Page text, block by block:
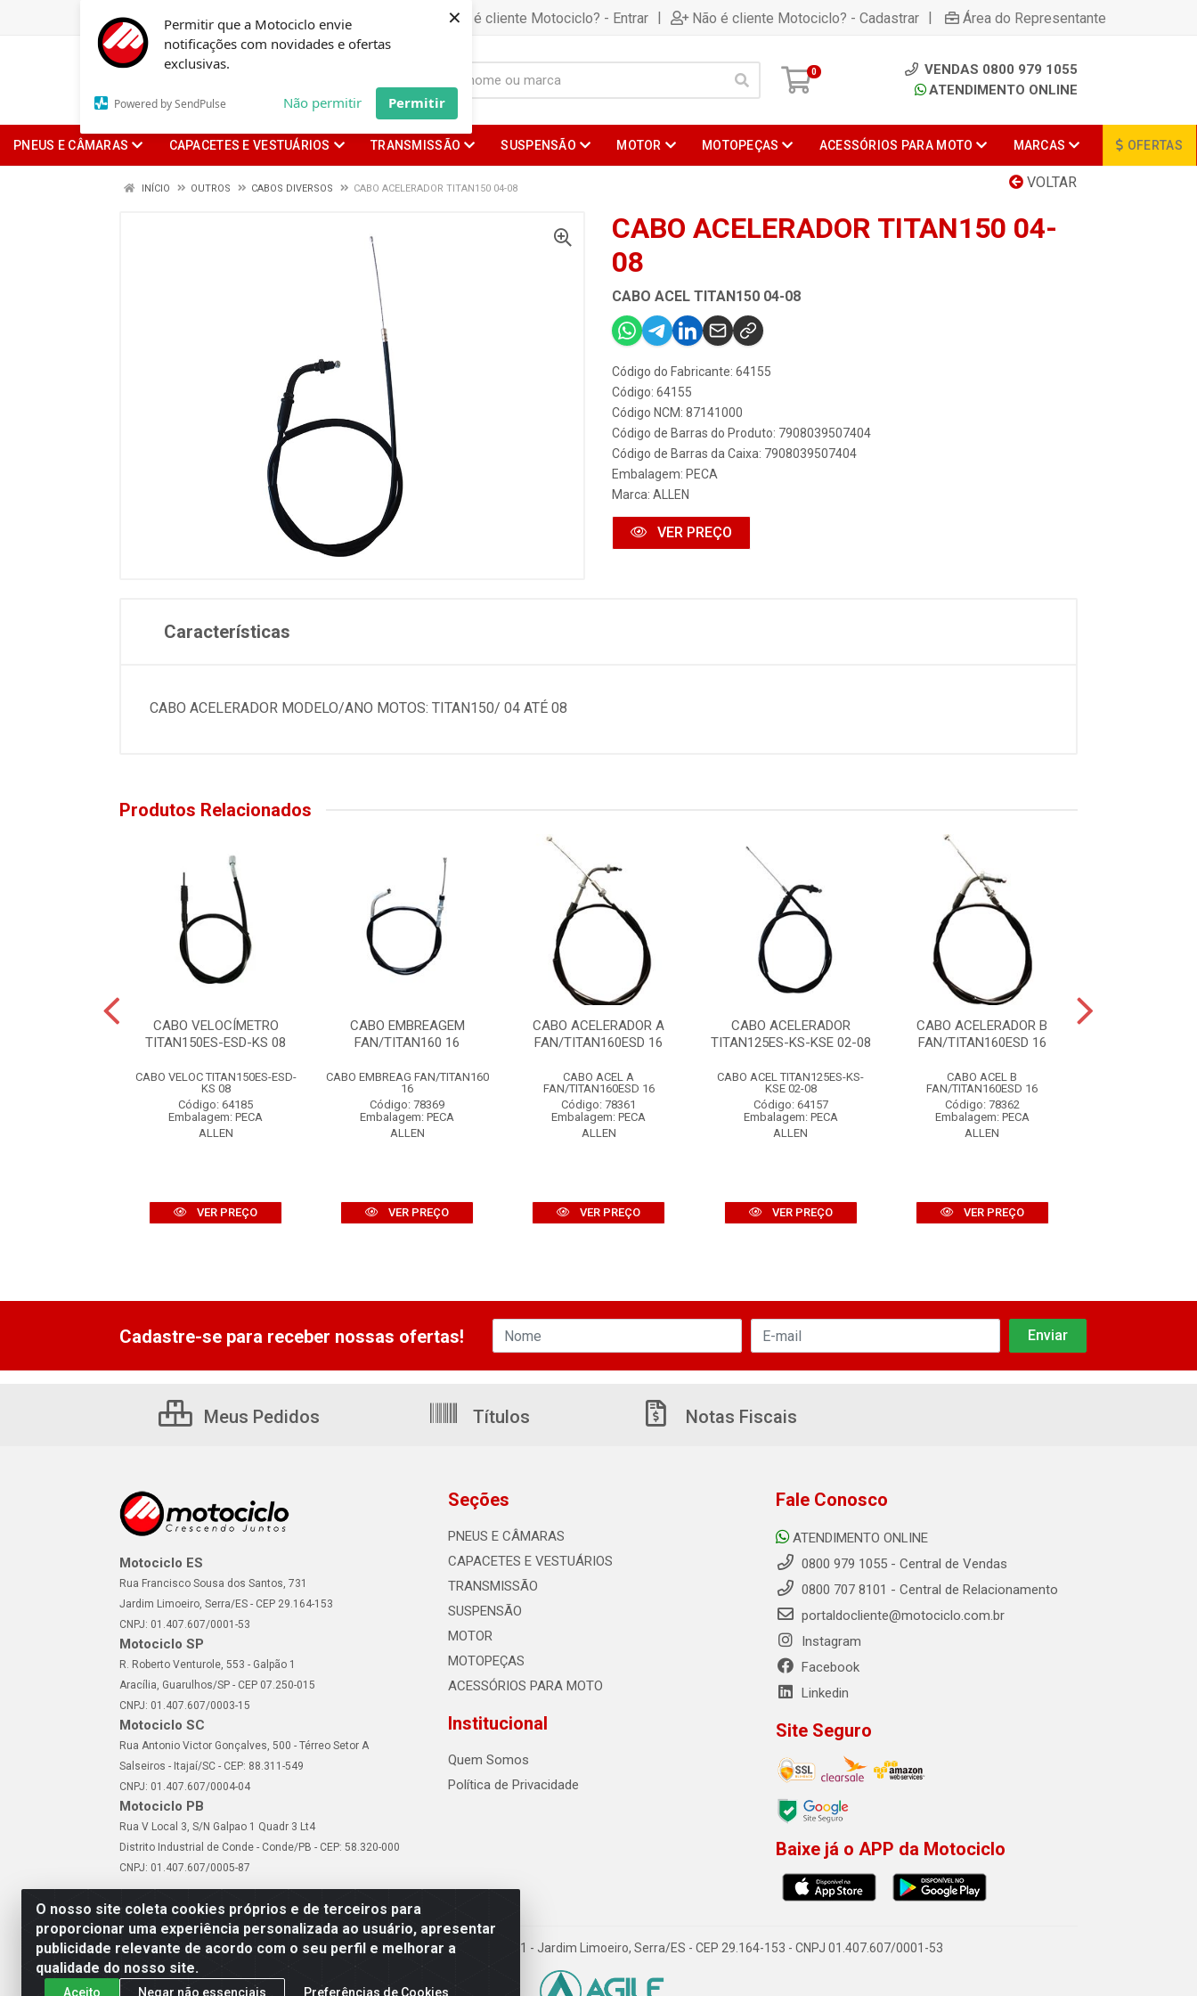
Permitir que a Motociclo envie
notificações com novidades e ofertas
exclusivas.
Powered by SendPulse Não permitir Permitir
×Já é cliente Motociclo? - Entrar | Não é cliente Motociclo? - Cadastrar | Área do Representante
0
VENDAS 0800 979 1055
ATENDIMENTO ONLINE
PNEUS E CÂMARAS CAPACETES E VESTUÁRIOS TRANSMISSÃO SUSPENSÃO MOTOR MOTOPEÇAS ACESSÓRIOS PARA MOTO MARCAS OFERTAS
VOLTAR
INÍCIO OUTROS CABOS DIVERSOS CABO ACELERADOR TITAN150 04-08
CABO ACELERADOR TITAN150 04-
08
CABO ACEL TITAN150 04-08
Código do Fabricante: 64155
Código: 64155
Código NCM: 87141000
Código de Barras do Produto: 7908039507404
Código de Barras da Caixa: 7908039507404
Embalagem: PECA
Marca: ALLEN
VER PREÇO
Características
CABO ACELERADOR MODELO/ANO MOTOS: TITAN150/ 04 ATÉ 08
Produtos Relacionados
CABO VELOCÍMETRO
TITAN150ES-ESD-KS 08
CABO VELOC TITAN150ES-ESD-
KS 08
Código: 64185
Embalagem: PECA
ALLEN
VER PREÇO
CABO EMBREAGEM
FAN/TITAN160 16
CABO EMBREAG FAN/TITAN160
16
Código: 78369
Embalagem: PECA
ALLEN
VER PREÇO
CABO ACELERADOR A
FAN/TITAN160ESD 16
CABO ACEL A
FAN/TITAN160ESD 16
Código: 78361
Embalagem: PECA
ALLEN
VER PREÇO
CABO ACELERADOR
TITAN125ES-KS-KSE 02-08
CABO ACEL TITAN125ES-KS-
KSE 02-08
Código: 64157
Embalagem: PECA
ALLEN
VER PREÇO
CABO ACELERADOR B
FAN/TITAN160ESD 16
CABO ACEL B
FAN/TITAN160ESD 16
Código: 78362
Embalagem: PECA
ALLEN
VER PREÇO
O nosso site coleta cookies próprios e de terceiros para
proporcionar uma experiência personalizada ao usuário, apresentar
publicidade relevante de acordo com o seu perfil e melhorar a
qualidade do nosso site.
Aceito Negar não essenciais Preferências de Cookies
Cadastre-se para receber nossas ofertas!
Meus Pedidos Títulos Notas Fiscais
Motociclo ES
Rua Francisco Sousa dos Santos, 731
Jardim Limoeiro, Serra/ES - CEP 29.164-153
CNPJ: 01.407.607/0001-53
Motociclo SP
R. Roberto Venturole, 553 - Galpão 1
Aracília, Guarulhos/SP - CEP 07.250-015
CNPJ: 01.407.607/0003-15
Motociclo SC
Rua Antonio Victor Gonçalves, 500 - Térreo Setor A
Salseiros - Itajaí/SC - CEP: 88.311-549
CNPJ: 01.407.607/0004-04
Motociclo PB
Rua V Local 3, S/N Galpao 1 Quadr 3 Lt4
Distrito Industrial de Conde - Conde/PB - CEP: 58.320-000
CNPJ: 01.407.607/0005-87
Seções
PNEUS E CÂMARAS
CAPACETES E VESTUÁRIOS
TRANSMISSÃO
SUSPENSÃO
MOTOR
MOTOPEÇAS
ACESSÓRIOS PARA MOTO
Institucional
Quem Somos
Política de Privacidade
Fale Conosco
ATENDIMENTO ONLINE
0800 979 1055 - Central de Vendas
0800 707 8101 - Central de Relacionamento
portaldocliente@motociclo.com.br
Instagram
Facebook
Linkedin
Site Seguro
Baixe já o APP da Motociclo
Motociclo - Rua Francisco Sousa dos Santos, 731 - Jardim Limoeiro, Serra/ES - CEP 29.164-153 - CNPJ 01.407.607/0001-53